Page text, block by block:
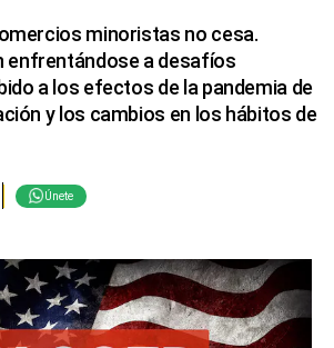
minoristas no cesa.
enfrentándose a desafíos
a los efectos de la pandemia de
y los cambios en los hábitos de
Únete